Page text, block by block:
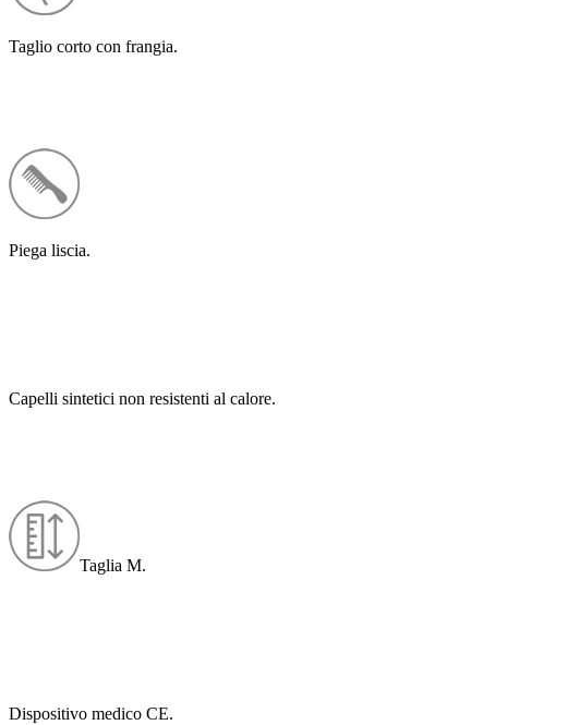
Taglio corto con frangia.
Piega liscia.
Capelli sintetici non resistenti al calore.
Taglia M.
Dispositivo medico CE.